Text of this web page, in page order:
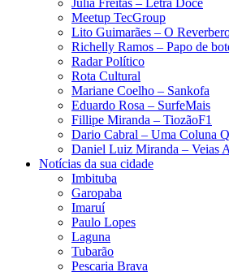
Meetup TecGroup
Lito Guimarães – O
Richelly Ramos​ – Papo de
Radar Político
Rota Cultural
Mariane Coelho – Sankofa
Eduardo Rosa​ – SurfeMais
Fillipe Miranda – TiozãoF1
Dario Cabral – Uma Coluna
Daniel Luiz Miranda – Veias
Notícias da sua cidade
Imbituba
Garopaba
Imaruí
Paulo Lopes
Laguna
Tubarão
Pescaria Brava